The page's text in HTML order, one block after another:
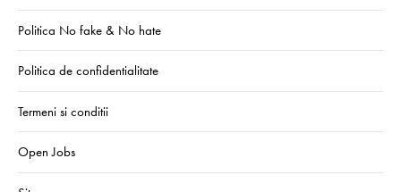
Politica No fake & No hate
Politica de confidentialitate
Termeni si conditii
Open Jobs